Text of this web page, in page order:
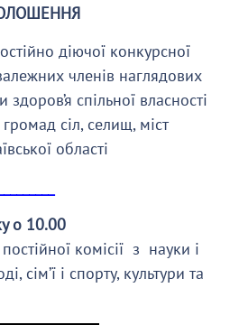
діючої конкурсної
членів наглядових
спільної власності
сіл, селищ, міст
області
о 10.00
комісії з науки і
сім’ї і спорту, культури та